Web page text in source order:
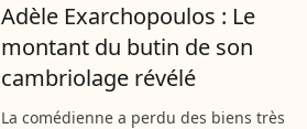
Adèle Exarchopoulos : Le
montant du butin de son
cambriolage révélé
La comédienne a perdu des biens très